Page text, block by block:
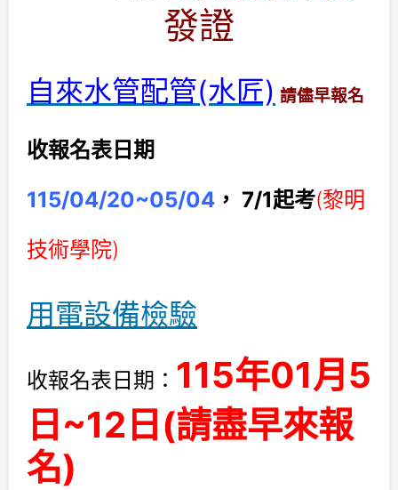
發證
自來水管配管(水匠) 請儘早報名
收報名表日期
115/04/20~05/04 ， 7/1起考(黎明
技術學院)
用電設備檢驗
收報名表日期： 115年01月5
日~12日(請盡早來報
名)